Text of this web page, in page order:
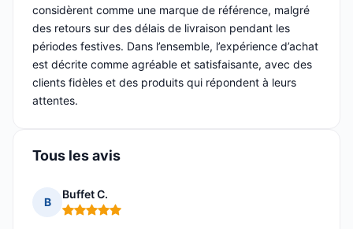
considèrent comme une marque de référence, malgré
des retours sur des délais de livraison pendant les
périodes festives. Dans l’ensemble, l’expérience d’achat
est décrite comme agréable et satisfaisante, avec des
clients fidèles et des produits qui répondent à leurs
attentes.
Tous les avis
B
Buffet C.
Note : 5 sur 5